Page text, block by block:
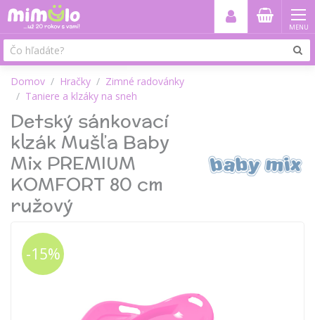
MENU
Domov Hračky
Zimné radovánky
Taniere a klzáky na sneh
Detský sánkovací
klzák Mušľa Baby
Mix PREMIUM
KOMFORT 80 cm
ružový
-15%